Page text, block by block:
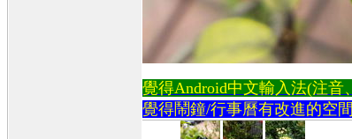
覺得Android中文輸入法(注
覺得鬧鐘/行事曆有改進的空